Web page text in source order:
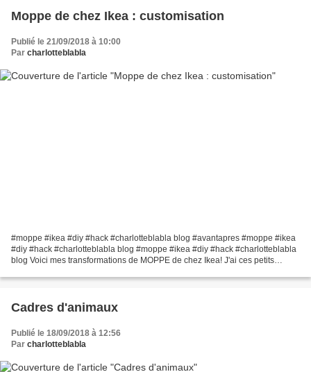
Moppe de chez Ikea : customisation
Publié le 21/09/2018 à 10:00
Par charlotteblabla
#moppe #ikea #diy #hack #charlotteblabla blog #avantapres #moppe #ikea
#diy #hack #charlotteblabla blog #moppe #ikea #diy #hack #charlotteblabla
blog Voici mes transformations de MOPPE de chez Ikea! J'ai ces petits
Cadres d'animaux
Publié le 18/09/2018 à 12:56
Par charlotteblabla